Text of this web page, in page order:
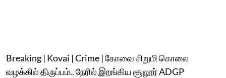
Breaking | Kovai | Crime | கோவை சிறுமி கொலை
வழக்கில் திருப்பம்.. நேரில் இறங்கிய சூலூர் ADGP